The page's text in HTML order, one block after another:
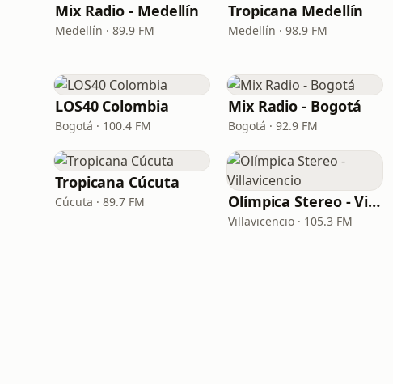
Mix Radio - Medellín
Medellín · 89.9 FM
Tropicana Medellín
Medellín · 98.9 FM
LOS40 Colombia
Bogotá · 100.4 FM
Mix Radio - Bogotá
Bogotá · 92.9 FM
Tropicana Cúcuta
Cúcuta · 89.7 FM Olímpica Stereo - Villavicencio
Villavicencio · 105.3 FM